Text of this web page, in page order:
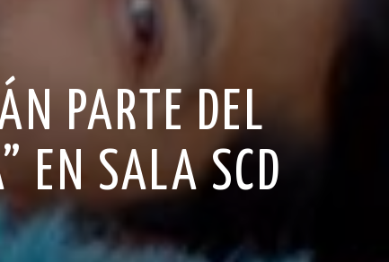
PARTE DEL
EN SALA SCD